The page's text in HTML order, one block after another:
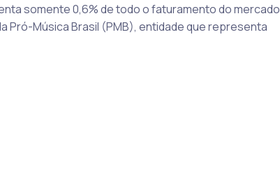
somente 0,6% de todo o faturamento do mercado
Pró-Música Brasil (PMB), entidade que representa